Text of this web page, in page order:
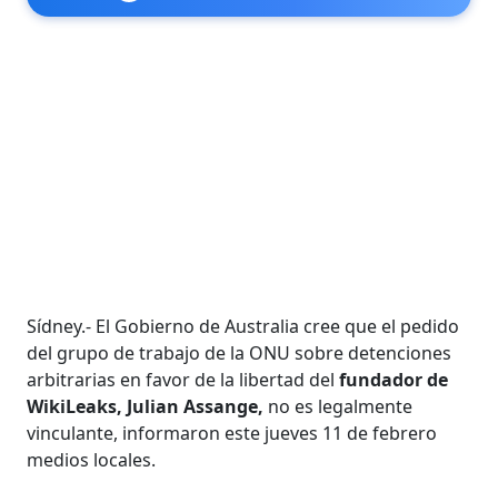
Sídney.- El Gobierno de Australia cree que el pedido
del grupo de trabajo de la ONU sobre detenciones
arbitrarias en favor de la libertad delfundador de
WikiLeaks, Julian Assange, no es legalmente
vinculante, informaron este jueves 11 de febrero
medios locales.